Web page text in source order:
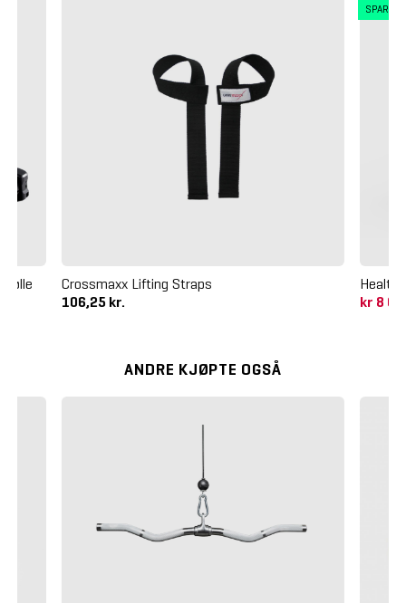
Crossmaxx Lifting Straps
106,25 kr.
SPAR
kr 8
ANDRE KJØPTE OGSÅ